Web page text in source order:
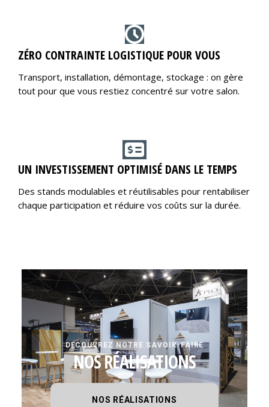
ZÉRO CONTRAINTE LOGISTIQUE POUR VOUS
Transport, installation, démontage, stockage : on gère
tout pour que vous restiez concentré sur votre salon.
UN INVESTISSEMENT OPTIMISÉ DANS LE TEMPS
Des stands modulables et réutilisables pour rentabiliser
chaque participation et réduire vos coûts sur la durée.
DÉCOUVREZ NOTRE SAVOIR-FAIRE
NOS RÉALISATIONS
NOS RÉALISATIONS